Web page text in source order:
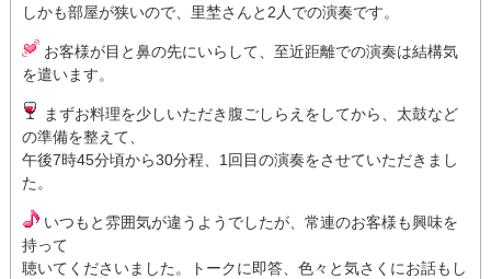
しかも部屋が狭いので、里埜さんと2人での演奏です。
お客様が目と鼻の先にいらして、至近距離での演奏は結構気
を遣います。
まずお料理を少しいただき腹ごしらえをしてから、太鼓など
の準備を整えて、
午後7時45分頃から30分程、1回目の演奏をさせていただきまし
た。
いつもと雰囲気が違うようでしたが、常連のお客様も興味を
持って
聴いてくださいました。トークに即答、色々と気さくにお話もし